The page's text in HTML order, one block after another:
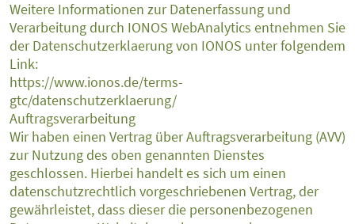
Weitere Informationen zur Datenerfassung und
Verarbeitung durch IONOS WebAnalytics entnehmen Sie
der Datenschutzerklaerung von IONOS unter folgendem
Link:
https://www.ionos.de/terms-
gtc/datenschutzerklaerung/
Auftragsverarbeitung
Wir haben einen Vertrag über Auftragsverarbeitung (AVV)
zur Nutzung des oben genannten Dienstes
geschlossen. Hierbei handelt es sich um einen
datenschutzrechtlich vorgeschriebenen Vertrag, der
gewährleistet, dass dieser die personenbezogenen